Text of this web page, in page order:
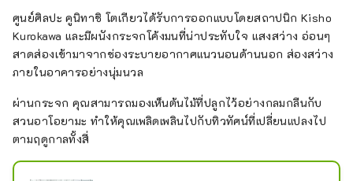
ศูนย์ศิลปะ คูนิทาชิ โตเกียวได้รับการออกแบบโดยสถาปนิก Kisho
Kurokawa และมีผนังกระจกโค้งมนที่น่าประทับใจ แสงสว่าง อ่อนๆ
สาดส่องเข้ามาจากช่องระบายอากาศแนวนอนด้านนอก ส่องสว่าง
ภายในอาคารอย่างนุ่มนวล
ผ่านกระจก คุณสามารถมองเห็นต้นไม้ที่ปลูกไว้อย่างกลมกลืนกับ
สวนอาโอยามะ ทำให้คุณเพลิดเพลินไปกับทิวทัศน์ที่เปลี่ยนแปลงไป
ตามฤดูกาลทั้งสี่